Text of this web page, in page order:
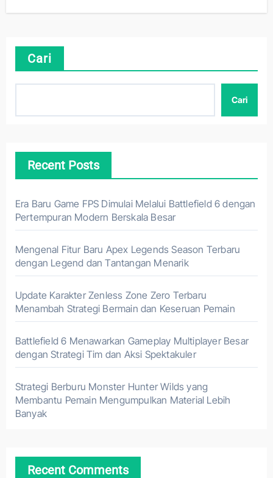
Cari
Cari
Recent Posts
Era Baru Game FPS Dimulai Melalui Battlefield 6 dengan
Pertempuran Modern Berskala Besar
Mengenal Fitur Baru Apex Legends Season Terbaru
dengan Legend dan Tantangan Menarik
Update Karakter Zenless Zone Zero Terbaru
Menambah Strategi Bermain dan Keseruan Pemain
Battlefield 6 Menawarkan Gameplay Multiplayer Besar
dengan Strategi Tim dan Aksi Spektakuler
Strategi Berburu Monster Hunter Wilds yang
Membantu Pemain Mengumpulkan Material Lebih
Banyak
Recent Comments